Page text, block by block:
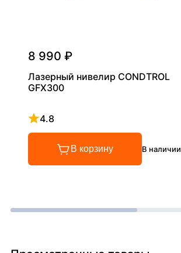
8 990 ₽
Лазерный нивелир CONDTROL
GFX300
4.8
Рейтинг 4.8 из 5
В корзину В наличии